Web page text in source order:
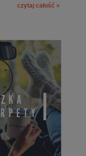
czytaj całość »